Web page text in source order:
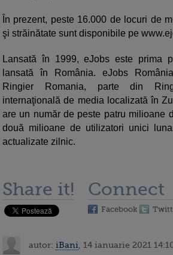
În prezent, peste 16.000 de locuri de
şi străinătate sunt disponibile pe
Lansată în 1999, eJobs este prima
lansată în România. eJobs
Ringier Romania, parte din
internaţională de media localizată în
are un număr de peste patru milioane
două milioane de utilizatori unici
actualizate zilnic.
Share it! Connect
Facebook
autor: iBani , 14 ianuarie 2021